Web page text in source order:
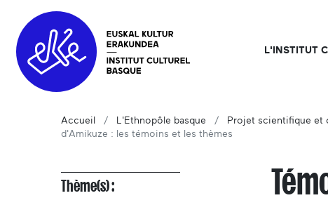
L'INSTITUT
Accueil L'Ethnopôle basque Projet scientifique et
d'Amikuze : les témoins et les thèmes
Thème(s) :